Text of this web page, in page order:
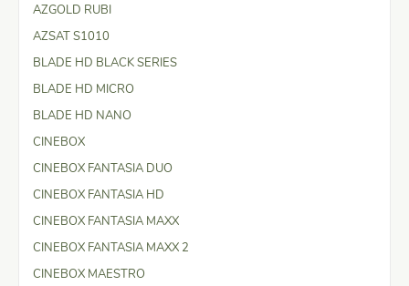
AZGOLD RUBI
AZSAT S1010
BLADE HD BLACK SERIES
BLADE HD MICRO
BLADE HD NANO
CINEBOX
CINEBOX FANTASIA DUO
CINEBOX FANTASIA HD
CINEBOX FANTASIA MAXX
CINEBOX FANTASIA MAXX 2
CINEBOX MAESTRO